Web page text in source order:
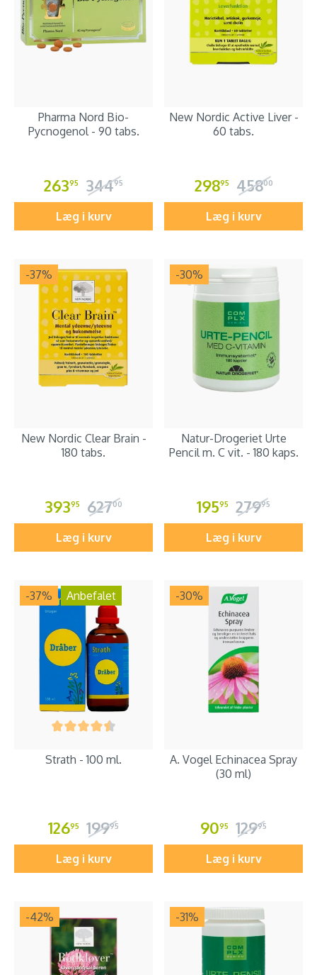
Pharma Nord Bio-
Pycnogenol - 90 tabs.
26395 34495
Læg i kurv
New Nordic Active Liver -
60 tabs.
29895 45800
Læg i kurv
-37%
New Nordic Clear Brain -
180 tabs.
39395 62700
Læg i kurv
-30%
Natur-Drogeriet Urte
Pencil m. C vit. - 180 kaps.
19595 27995
Læg i kurv
-37% Anbefalet
Strath - 100 ml.
12695 19995
Læg i kurv
-30%
A. Vogel Echinacea Spray
(30 ml)
9095 12995
Læg i kurv
-42% -31%